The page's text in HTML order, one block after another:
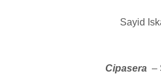
Sayid
Cipasera –